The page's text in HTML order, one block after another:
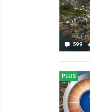
599
PLUS